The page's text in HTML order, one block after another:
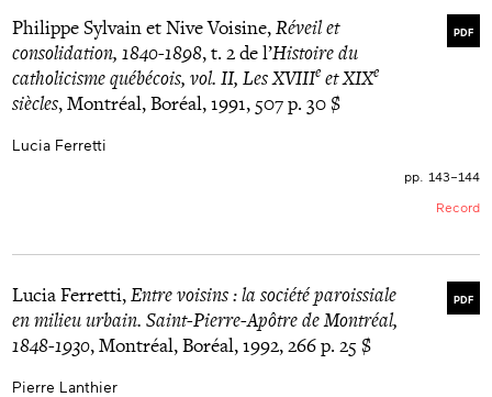
PDF
Philippe Sylvain et Nive Voisine,Réveil et
consolidation, 1840-1898, t. 2 de l’Histoire du
catholicisme québécois, vol. II, Les XVIIIe et XIXe
siècles, Montréal, Boréal, 1991, 507 p. 30 $
Lucia Ferretti
pp. 143–144
Record
PDF
Lucia Ferretti,Entre voisins : la société paroissiale
en milieu urbain. Saint-Pierre-Apôtre de Montréal,
1848-1930, Montréal, Boréal, 1992, 266 p. 25 $
Pierre Lanthier